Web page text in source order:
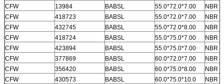
CFW
13984 BABSL 55.0*72.0*7.00
NBR
CFW
418723 BABSL 55.0*72.0*7.00
NBR
CFW
432745 BABSL 55.0*72.0*8.00
NBR
CFW
418724 BABSL 55.0*75.0*7.00
NBR
CFW
423894 BABSL 55.0*75.0*7.00
NBR
CFW
377869 BABSL 60.0*72.0*7.00
NBR
CFW
356420 BABSL 60.0*75.0*8.00
NBR
CFW
430573 BABSL 60.0*75.0*10.0
NBR